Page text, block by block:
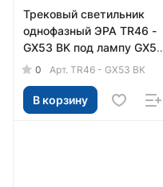
Трековый светильник
однофазный ЭРА TR46 -
GX53 BK под лампу GX53
черный
0 Арт. TR46 - GX53 BK
В корзину